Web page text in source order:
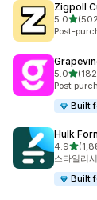
Zigpoll
5.0별 5개
총 리뷰
Post-
5.0별 5개
총 리뷰
Post
Built
Hulk
4.9별 5개
총 리뷰
스타일리
Built